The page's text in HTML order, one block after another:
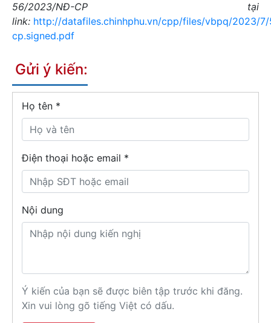
56/2023/NĐ-CP tại
link: http://datafiles.chinhphu.vn/cpp/files/vbpq/2023/
cp.signed.pdf
Gửi ý kiến:
Họ tên *
Điện thoại hoặc email *
Nội dung
Ý kiến của bạn sẽ được biên tập trước khi đăng.
Xin vui lòng gõ tiếng Việt có dấu.